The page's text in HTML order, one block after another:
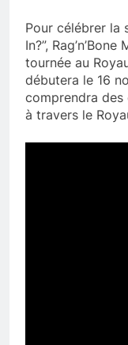
Pour célébrer la
In?”,
tournée au
débutera le 16
comprendra
à travers le